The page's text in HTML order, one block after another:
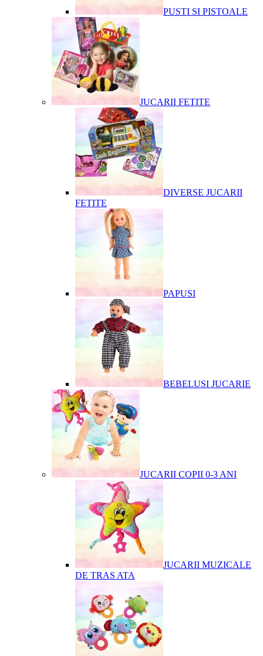
PUSTI SI PISTOALE
JUCARII FETITE
DIVERSE JUCARII
FETITE
PAPUSI
BEBELUSI JUCARIE
JUCARII COPII 0-3 ANI
JUCARII MUZICALE
DE TRAS ATA